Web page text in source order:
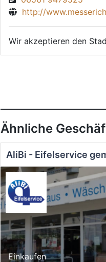
http://
Wir akzeptieren den
Ähnliche
Einkaufen